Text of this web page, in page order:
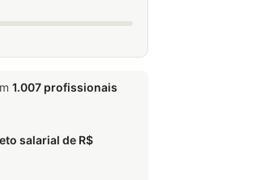
1.007 profissionais
salarial de R$